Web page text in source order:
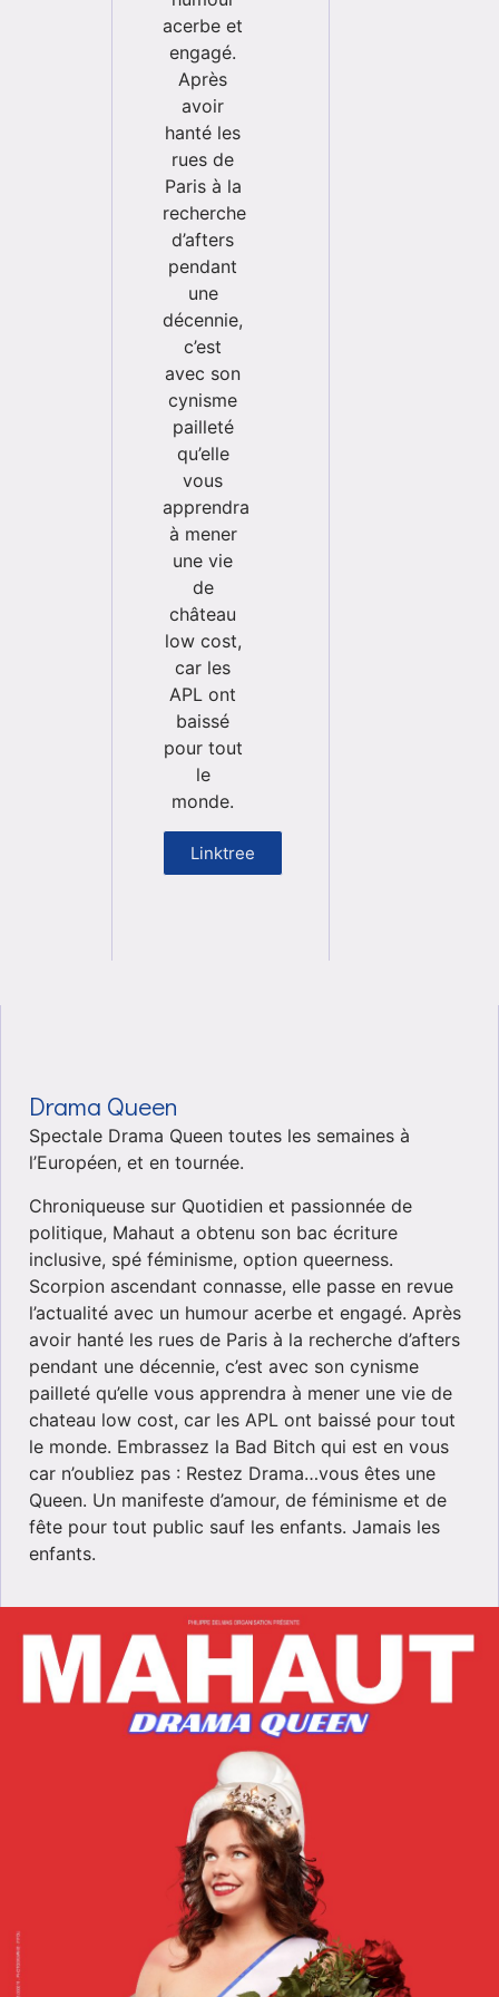
acerbe et
engagé.
Après
avoir
hanté les
rues de
Paris à la
recherche
d’afters
pendant
une
décennie,
c’est
avec son
cynisme
pailleté
qu’elle
vous
apprendra
à mener
une vie
de
château
low cost,
car les
APL ont
baissé
pour tout
le
monde.
Linktree
Drama Queen
Spectale Drama Queen toutes les semaines à
l’Européen, et en tournée.
Chroniqueuse sur Quotidien et passionnée de
politique, Mahaut a obtenu son bac écriture
inclusive, spé féminisme, option queerness.
Scorpion ascendant connasse, elle passe en revue
l’actualité avec un humour acerbe et engagé. Après
avoir hanté les rues de Paris à la recherche d’afters
pendant une décennie, c’est avec son cynisme
pailleté qu’elle vous apprendra à mener une vie de
chateau low cost, car les APL ont baissé pour tout
le monde. Embrassez la Bad Bitch qui est en vous
car n’oubliez pas : Restez Drama…vous êtes une
Queen. Un manifeste d’amour, de féminisme et de
fête pour tout public sauf les enfants. Jamais les
enfants.